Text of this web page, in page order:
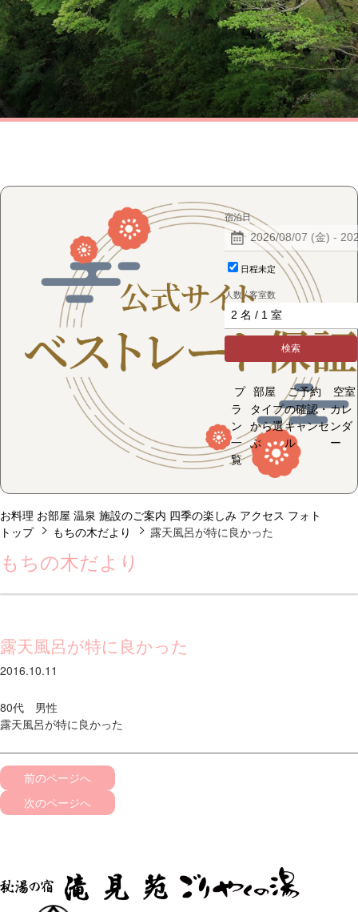
宿泊日
日程未定
人数 / 客室数
検索
プ
ラ
ン
一
覧
部屋
タイプ
から選
ぶ
ご予約
の確認・
キャンセ
ル
空室
カレ
ンダ
ー
お料理 お部屋 温泉 施設のご案内 四季の楽しみ アクセス フォト
トップ
もちの木だより 露天風呂が特に良かった
もちの木だより
露天風呂が特に良かった
2016.10.11
80代 男性
露天風呂が特に良かった
前のページへ
次のページへ